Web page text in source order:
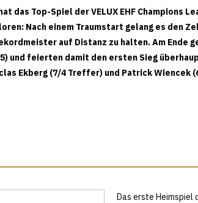
das Top-Spiel der VELUX EHF Champions
Nach einem Traumstart gelang es den
auf Distanz zu halten. Am Ende
und feierten damit den ersten Sieg
Ekberg (7/4 Treffer) und Patrick
Das erste Heimspiel